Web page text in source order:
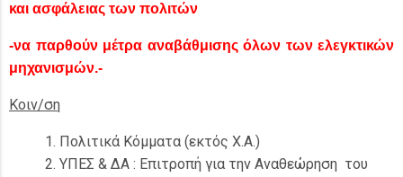
και ασφάλειας των πολιτών
-να παρθούν μέτρα αναβάθμισης όλων των ελεγκτικών
μηχανισμών.-
Κοιν/ση
Πολιτικά Κόμματα (εκτός Χ.Α.)
ΥΠΕΣ & ΔΑ : Επιτροπή για την Αναθεώρηση του